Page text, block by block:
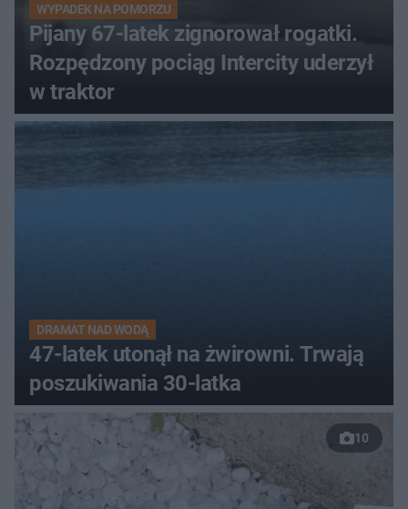
WYPADEK NA POMORZU
Pijany 67-latek zignorował rogatki.
Rozpędzony pociąg Intercity uderzył
w traktor
DRAMAT NAD WODĄ
47-latek utonął na żwirowni. Trwają
poszukiwania 30-latka
10